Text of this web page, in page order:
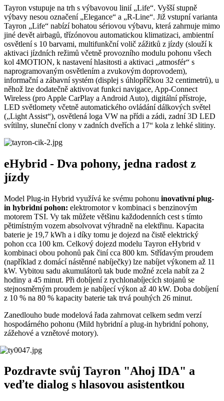
Tayron vstupuje na trh s výbavovou linií „Life“. Vyšší stupně
výbavy nesou označení „Elegance“ a „R-Line“. Již vstupní varianta
Tayron „Life“ nabízí bohatou sériovou výbavu, která zahrnuje mimo
jiné devět airbagů, třízónovou automatickou klimatizaci, ambientní
osvětlení s 10 barvami, multifunkční volič zážitků z jízdy (slouží k
aktivaci jízdních režimů včetně provozního modulu pohonu všech
kol 4MOTION, k nastavení hlasitosti a aktivaci „atmosfér“ s
naprogramovaným osvětlením a zvukovým doprovodem),
informační a zábavní systém (displej s úhlopříčkou 32 centimetrů), u
něhož lze dodatečně aktivovat funkci navigace, App-Connect
Wireless (pro Apple CarPlay a Android Auto), digitální přístroje,
LED světlomety včetně automatického ovládání dálkových světel
(„Light Assist“), osvětlená loga VW na přídi a zádi, zadní 3D LED
svítilny, sluneční clony v zadních dveřích a 17“ kola z lehké slitiny.
eHybrid - Dva pohony, jedna radost z
jízdy
Model Plug-in Hybrid využívá ke svému pohonu inovativní plug-
in hybridní pohon: elektromotor v kombinaci s benzinovým
motorem TSI. Vy tak můžete většinu každodenních cest s tímto
pětimístným vozem absolvovat výhradně na elektřinu. Kapacita
baterie je 19,7 kWh a i díky tomu je dojezd na čistě elektrický
pohon cca 100 km. Celkový dojezd modelu Tayron eHybrid v
kombinaci obou pohonů pak činí cca 800 km. Střídavým proudem
(například z domácí nástěnné nabíječky) lze nabíjet výkonem až 11
kW. Vybitou sadu akumulátorů tak bude možné zcela nabít za 2
hodiny a 45 minut. Při dobíjení z rychlonabíjecích stojanů se
stejnosměrným proudem je nabíjecí výkon až 40 kW. Doba dobíjení
z 10 % na 80 % kapacity baterie tak trvá pouhých 26 minut.
Zanedlouho bude modelová řada zahrnovat celkem sedm verzí
hospodárného pohonu (Mild hybridní a plug-in hybridní pohony,
zážehové a vznětové motory).
Pozdravte svůj Tayron "Ahoj IDA" a
veďte dialog s hlasovou asistentkou